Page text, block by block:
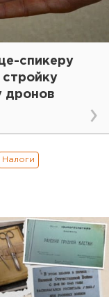
спикеру
дронов
Налоги